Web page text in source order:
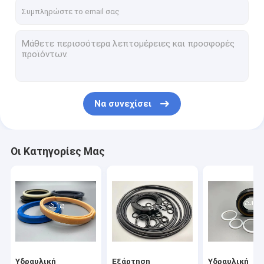
Σχετικά με εμάς
Υδραυλική εξάρτηση σφραγίδων κυλίνδρων
Να συνεχίσει
Οι Κατηγορίες Μας
Υδραυλική Εξάρτηση Υδραυλική